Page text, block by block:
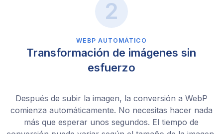
WEBP AUTOMÁTICO
Transformación de imágenes sin
esfuerzo
Después de subir la imagen, la conversión a WebP
comienza automáticamente. No necesitas hacer nada
más que esperar unos segundos. El tiempo de